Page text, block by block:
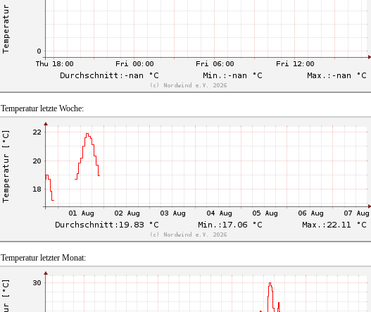
Temperatur letzte Woche:
Temperatur letzter Monat: